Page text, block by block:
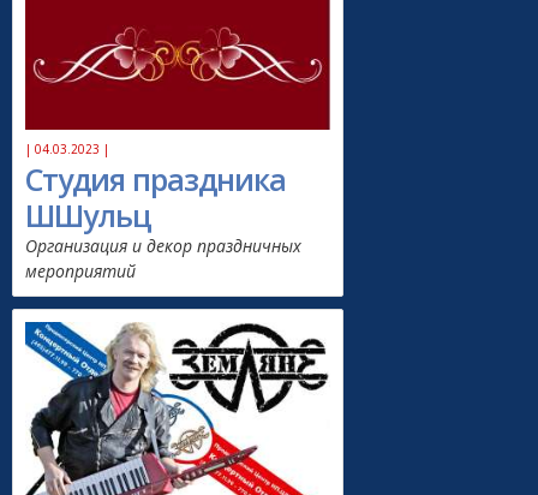
| 04.03.2023 |
Студия праздника
ШШульц
Организация и декор праздничных
мероприятий